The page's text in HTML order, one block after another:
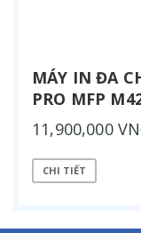
MÁY IN ĐA
PRO MFP
11,900,000
CHI TIẾT